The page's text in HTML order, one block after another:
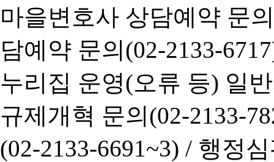
마을변호사 상담예약 문
담예약 문의(02-2133-
누리집 운영(오류 등) 일
규제개혁 문의(02-2133-
(02-2133-6691~3) / 행정심